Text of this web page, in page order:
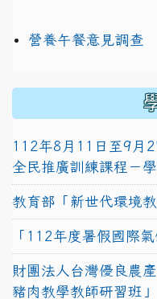
營養午餐意見調查
112年8月11日至9月
全民推廣訓練課程－
教育部「新世代環境
「112年度暑假國際
財團法人台灣優良農
豬肉教學教師研習班」